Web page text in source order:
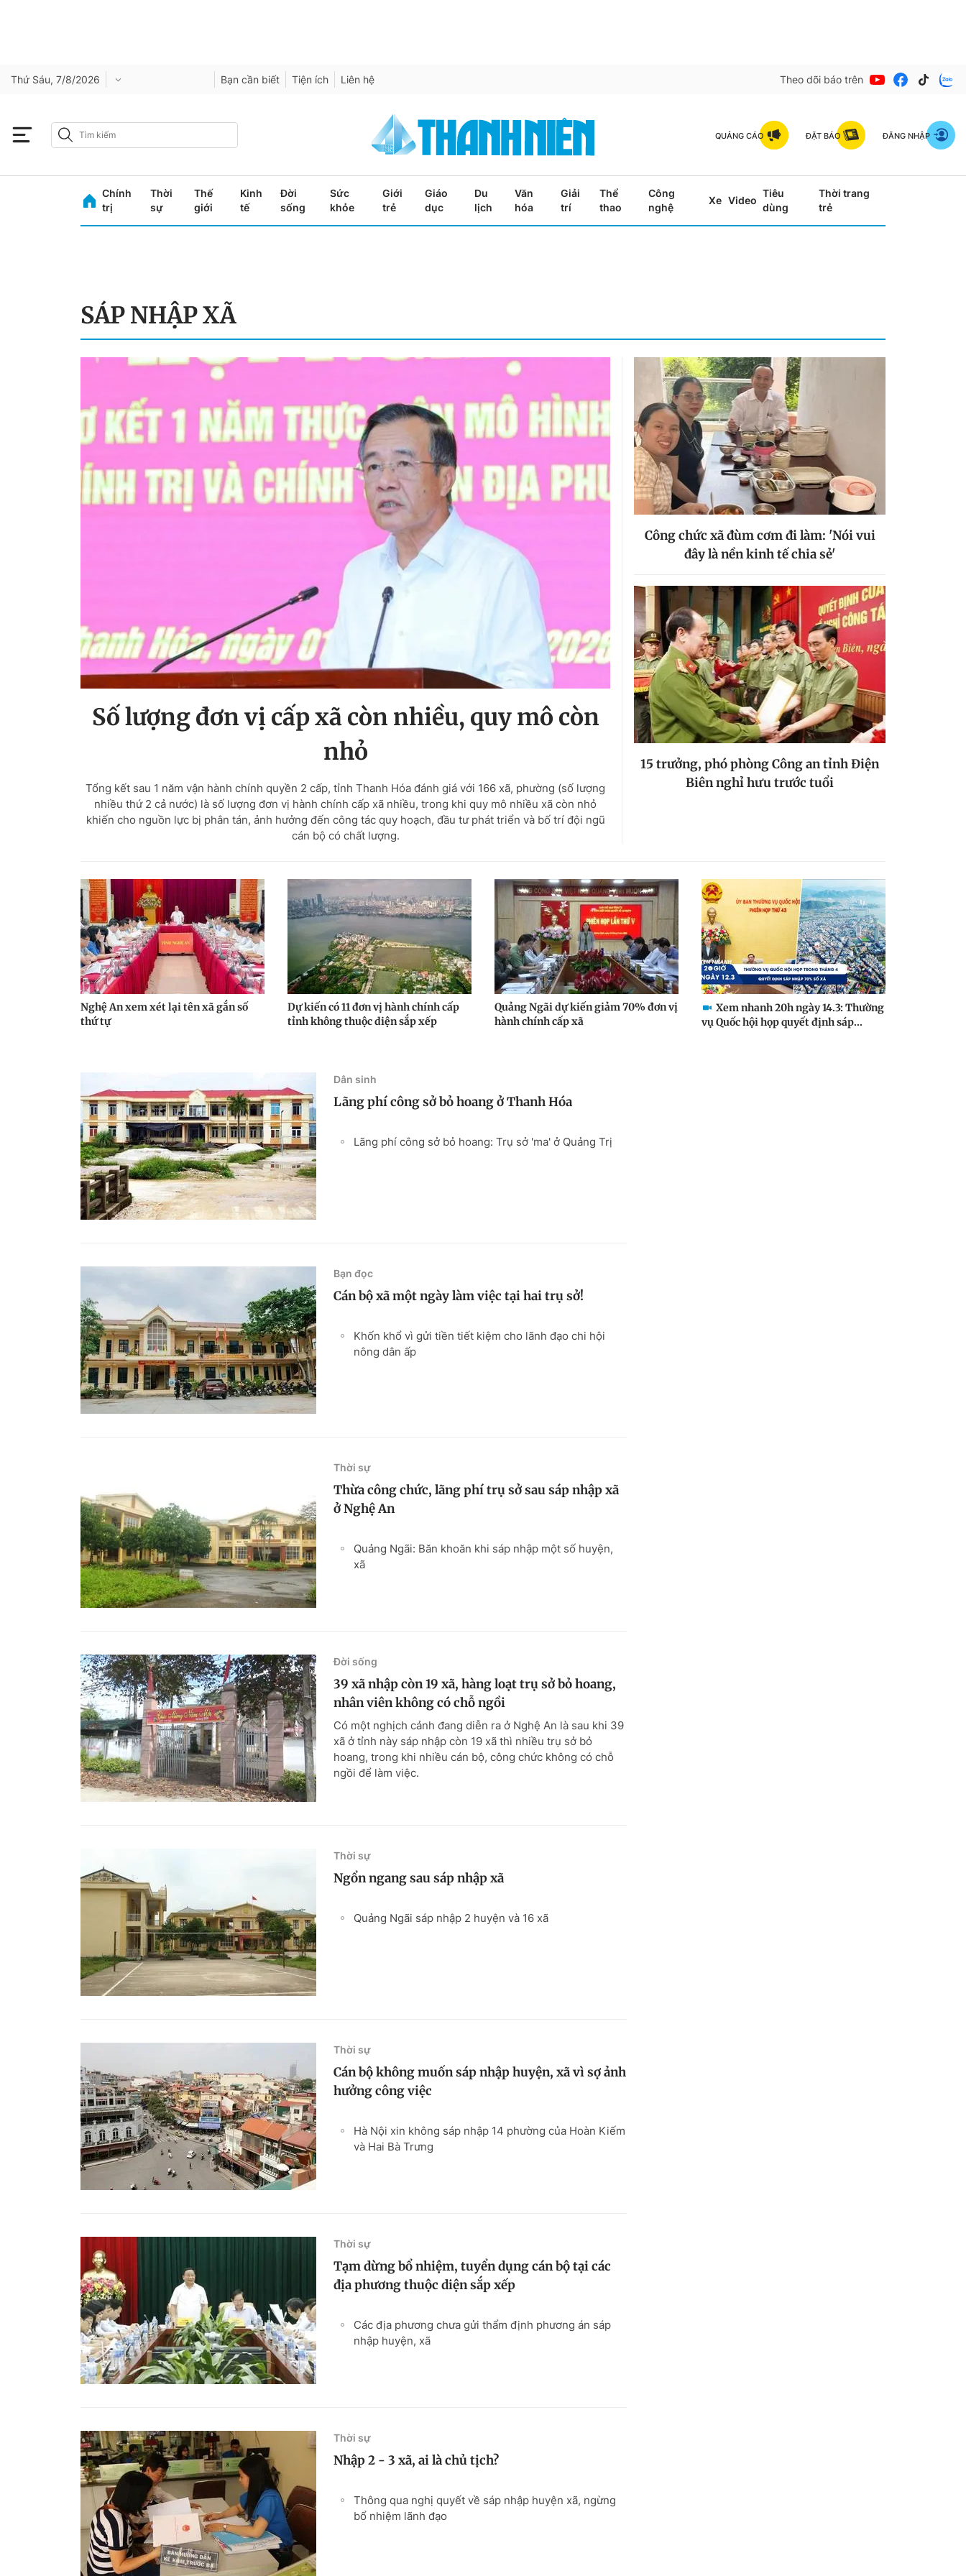
Thứ Sáu, 7/8/2026 Bạn cần biết Tiện ích Liên hệ Theo dõi báo trên
QUẢNG CÁO ĐẶT BÁO ĐĂNG NHẬP
Chính
trị
Thời
sự
Thế
giới
Kinh
tế
Đời
sống
Sức
khỏe
Giới
trẻ
Giáo
dục
Du
lịch
Văn
hóa
Giải
trí
Thể
thao
Công
nghệ
Xe Video
Tiêu
dùng
Thời trang
trẻ
SÁP NHẬP XÃ
Số lượng đơn vị cấp xã còn nhiều, quy mô còn
nhỏ
Tổng kết sau 1 năm vận hành chính quyền 2 cấp, tỉnh Thanh Hóa đánh giá với 166 xã, phường (số lượng
nhiều thứ 2 cả nước) là số lượng đơn vị hành chính cấp xã nhiều, trong khi quy mô nhiều xã còn nhỏ
khiến cho nguồn lực bị phân tán, ảnh hưởng đến công tác quy hoạch, đầu tư phát triển và bố trí đội ngũ
cán bộ có chất lượng.
Công chức xã đùm cơm đi làm: 'Nói vui
đây là nền kinh tế chia sẻ'
15 trưởng, phó phòng Công an tỉnh Điện
Biên nghỉ hưu trước tuổi
Nghệ An xem xét lại tên xã gắn số
thứ tự
Dự kiến có 11 đơn vị hành chính cấp
tỉnh không thuộc diện sắp xếp
Quảng Ngãi dự kiến giảm 70% đơn vị
hành chính cấp xã
Xem nhanh 20h ngày 14.3: Thường
vụ Quốc hội họp quyết định sáp...
Dân sinh
Lãng phí công sở bỏ hoang ở Thanh Hóa
Lãng phí công sở bỏ hoang: Trụ sở 'ma' ở Quảng Trị
Bạn đọc
Cán bộ xã một ngày làm việc tại hai trụ sở!
Khốn khổ vì gửi tiền tiết kiệm cho lãnh đạo chi hội
nông dân ấp
Thời sự
Thừa công chức, lãng phí trụ sở sau sáp nhập xã
ở Nghệ An
Quảng Ngãi: Băn khoăn khi sáp nhập một số huyện,
xã
Đời sống
39 xã nhập còn 19 xã, hàng loạt trụ sở bỏ hoang,
nhân viên không có chỗ ngồi
Có một nghịch cảnh đang diễn ra ở Nghệ An là sau khi 39
xã ở tỉnh này sáp nhập còn 19 xã thì nhiều trụ sở bỏ
hoang, trong khi nhiều cán bộ, công chức không có chỗ
ngồi để làm việc.
Thời sự
Ngổn ngang sau sáp nhập xã
Quảng Ngãi sáp nhập 2 huyện và 16 xã
Thời sự
Cán bộ không muốn sáp nhập huyện, xã vì sợ ảnh
hưởng công việc
Hà Nội xin không sáp nhập 14 phường của Hoàn Kiếm
và Hai Bà Trưng
Thời sự
Tạm dừng bổ nhiệm, tuyển dụng cán bộ tại các
địa phương thuộc diện sắp xếp
Các địa phương chưa gửi thẩm định phương án sáp
nhập huyện, xã
Thời sự
Nhập 2 - 3 xã, ai là chủ tịch?
Thông qua nghị quyết về sáp nhập huyện xã, ngừng
bổ nhiệm lãnh đạo